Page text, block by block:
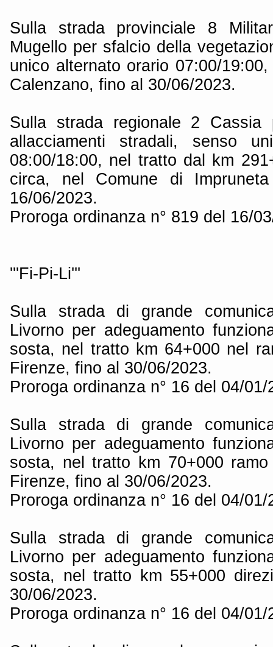
Sulla strada provinciale 8
Mugello per sfalcio della
unico alternato orario 07:00/
Calenzano, fino al 30/06/2023.
Sulla strada regionale 2 Cassia
allacciamenti stradali, senso
08:00/18:00, nel tratto dal km
circa, nel Comune di
16/06/2023.
Proroga ordinanza n° 819 del 16/
'''Fi-Pi-Li'''
Sulla strada di grande
Livorno per adeguamento
sosta, nel tratto km 64+000 nel
Firenze, fino al 30/06/2023.
Proroga ordinanza n° 16 del 04/01/
Sulla strada di grande
Livorno per adeguamento
sosta, nel tratto km 70+000
Firenze, fino al 30/06/2023.
Proroga ordinanza n° 16 del 04/01/
Sulla strada di grande
Livorno per adeguamento
sosta, nel tratto km 55+000
30/06/2023.
Proroga ordinanza n° 16 del 04/01/